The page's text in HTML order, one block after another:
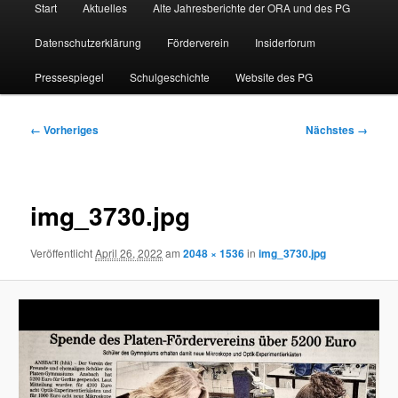
Start Aktuelles Alte Jahresberichte der ORA und des PG
Datenschutzerklärung Förderverein Insiderforum
Pressespiegel Schulgeschichte Website des PG
Bilder-
← Vorheriges Nächstes →
img_3730.jpg
VeröffentlichtApril 26, 2022 am2048 × 1536inimg_3730.jpg